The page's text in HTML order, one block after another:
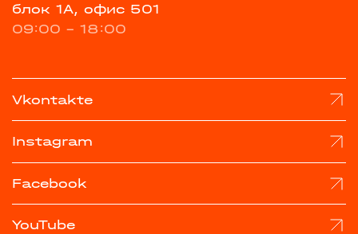
блок 1А, офис 501
09:00 - 18:00
Vkontakte
Instagram
Facebook
YouTube